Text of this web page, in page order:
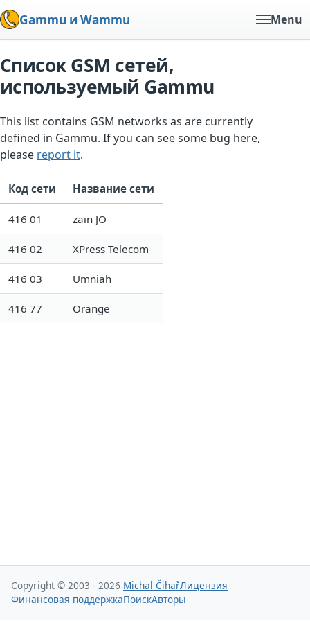
Gammu и Wammu Menu
Список GSM сетей,
используемый Gammu
This list contains GSM networks as are currently
defined in Gammu. If you can see some bug here,
please report it.
Код сети Название сети
416 01 zain JO
416 02 XPress Telecom
416 03 Umniah
416 77 Orange
Copyright © 2003 - 2026 Michal ČihařЛицензия
Финансовая поддержкаПоискАвторы